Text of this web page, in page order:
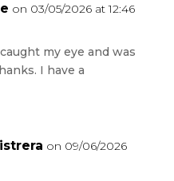
on 03/05/2026 at 12:46
my eye and was
I have a
on 09/06/2026